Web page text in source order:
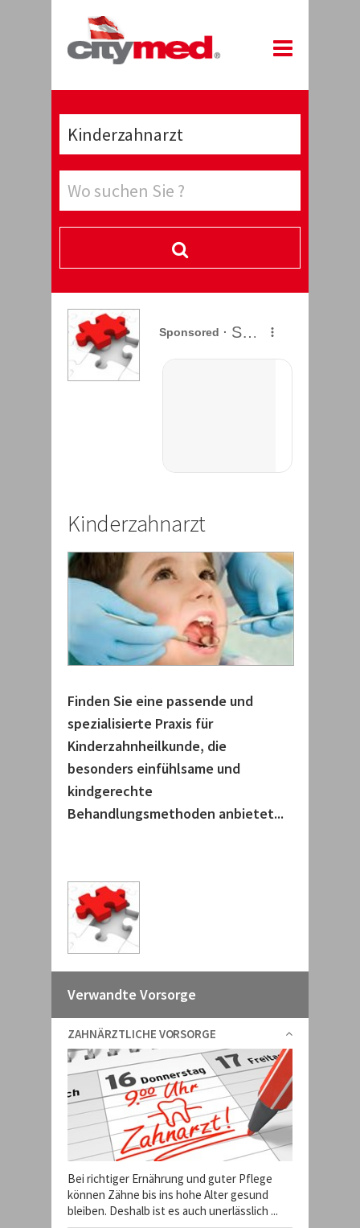
Kinderzahnarzt
Finden Sie eine passende und
spezialisierte Praxis für
Kinderzahnheilkunde, die
besonders einfühlsame und
kindgerechte
Behandlungsmethoden anbietet...
Verwandte Vorsorge
ZAHNÄRZTLICHE VORSORGE
Bei richtiger Ernährung und guter Pflege
können Zähne bis ins hohe Alter gesund
bleiben. Deshalb ist es auch unerlässlich ...